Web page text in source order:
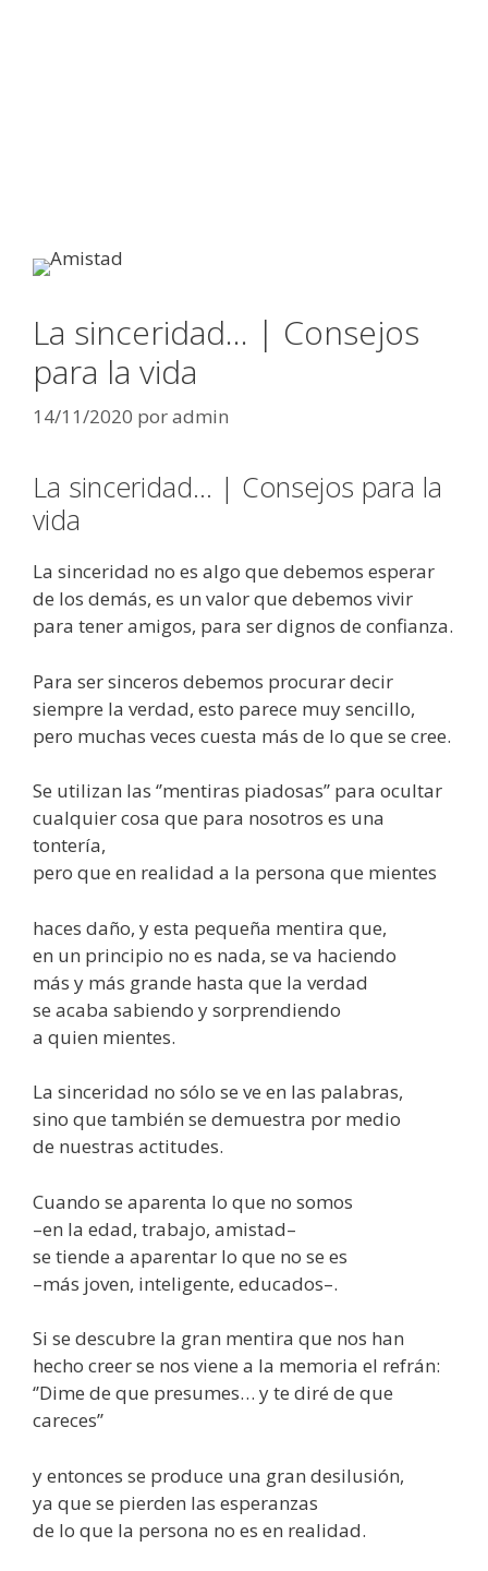
La sinceridad… | Consejos
para la vida
14/11/2020 poradmin
La sinceridad… | Consejos para la
vida
La sinceridad no es algo que debemos esperar
de los demás, es un valor que debemos vivir
para tener amigos, para ser dignos de confianza.
Para ser sinceros debemos procurar decir
siempre la verdad, esto parece muy sencillo,
pero muchas veces cuesta más de lo que se cree.
Se utilizan las ‘’mentiras piadosas’’ para ocultar
cualquier cosa que para nosotros es una
tontería,
pero que en realidad a la persona que mientes
haces daño, y esta pequeña mentira que,
en un principio no es nada, se va haciendo
más y más grande hasta que la verdad
se acaba sabiendo y sorprendiendo
a quien mientes.
La sinceridad no sólo se ve en las palabras,
sino que también se demuestra por medio
de nuestras actitudes.
Cuando se aparenta lo que no somos
–en la edad, trabajo, amistad–
se tiende a aparentar lo que no se es
–más joven, inteligente, educados–.
Si se descubre la gran mentira que nos han
hecho creer se nos viene a la memoria el refrán:
‘’Dime de que presumes… y te diré de que
careces’’
y entonces se produce una gran desilusión,
ya que se pierden las esperanzas
de lo que la persona no es en realidad.